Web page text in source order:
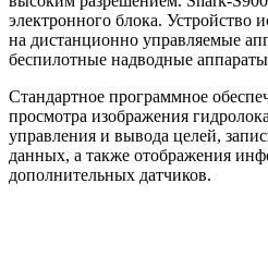
электронного блока. Устройство
на дистанционно управляемые
беспилотные надводные
Стандартное программное
просмотра изображения
управления и вывода целей,
данных, а также отображения
дополнительных датчиков.